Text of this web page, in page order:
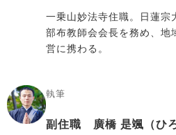
一乗山妙法寺住職。日蓮宗
部布教師会会長を務め、地
営に携わる。
執筆
副住職 廣橋 是颯（ひ